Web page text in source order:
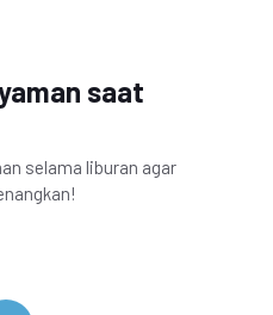
saat
selama liburan agar